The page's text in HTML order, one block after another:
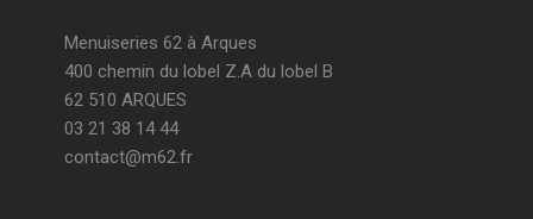
Menuiseries 62 à Arques
400 chemin du lobel Z.A du lobel B
62 510 ARQUES
03 21 38 14 44
contact@m62.fr